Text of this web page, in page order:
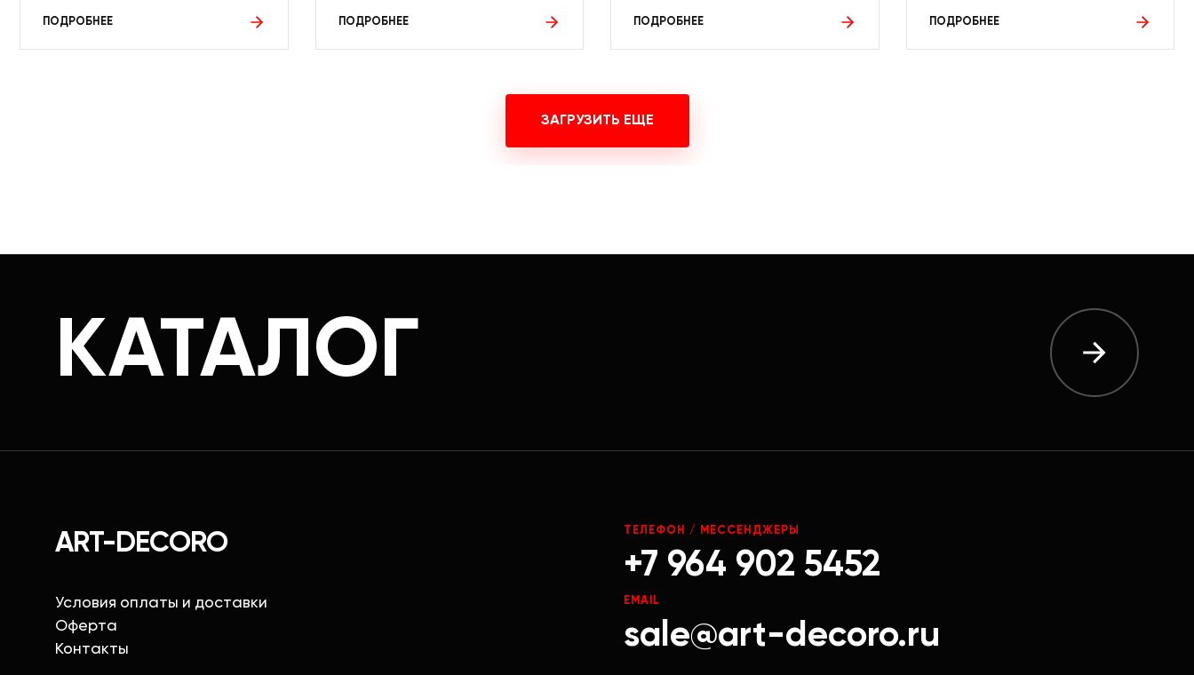
ПОДРОБНЕЕ ПОДРОБНЕЕ ПОДРОБНЕЕ ПОДРОБНЕЕ
ЗАГРУЗИТЬ ЕЩЕ
КАТАЛОГ
ART-DECORO
Условия оплаты и доставки
Оферта
Контакты
ТЕЛЕФОН / МЕССЕНДЖЕРЫ
+7 964 902 5452
EMAIL
sale@art-decoro.ru